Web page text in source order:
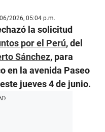
2026, 05:04 p.m.
la solicitud
por el Perú, del
Sánchez, para
en la avenida Paseo
jueves 4 de junio.